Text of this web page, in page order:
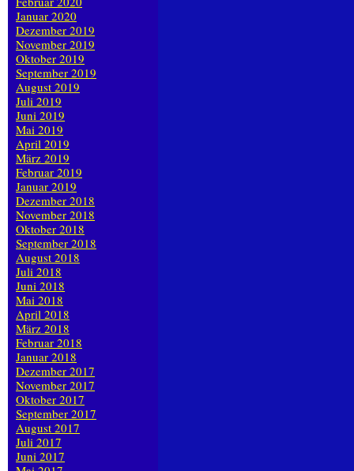
Januar 2020
Dezember 2019
November 2019
Oktober 2019
September 2019
August 2019
Juli 2019
Juni 2019
Mai 2019
April 2019
März 2019
Februar 2019
Januar 2019
Dezember 2018
November 2018
Oktober 2018
September 2018
August 2018
Juli 2018
Juni 2018
Mai 2018
April 2018
März 2018
Februar 2018
Januar 2018
Dezember 2017
November 2017
Oktober 2017
September 2017
August 2017
Juli 2017
Juni 2017